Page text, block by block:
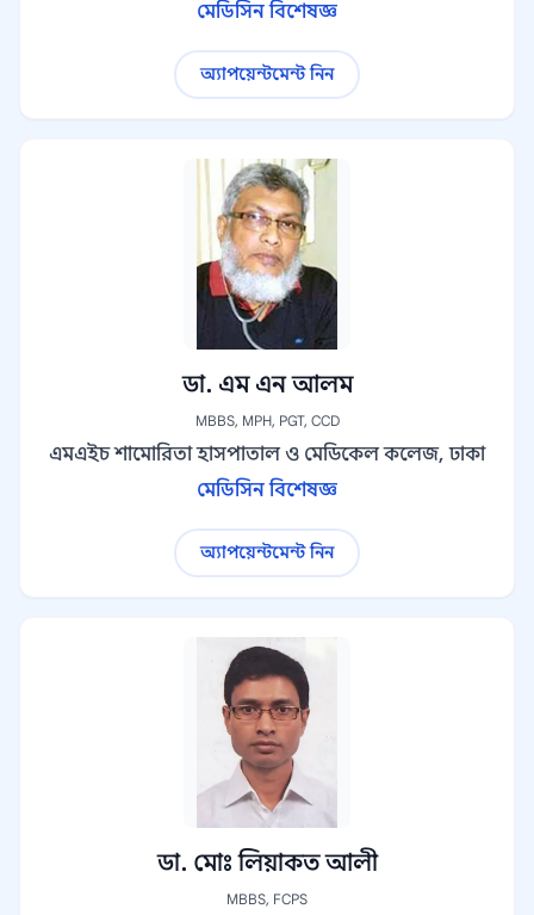
মেডিসিন বিশেষজ্ঞ
অ্যাপয়েন্টমেন্ট নিন
ডা. এম এন আলম
MBBS, MPH, PGT, CCD
এমএইচ শামোরিতা হাসপাতাল ও মেডিকেল কলেজ, ঢাকা
মেডিসিন বিশেষজ্ঞ
অ্যাপয়েন্টমেন্ট নিন
ডা. মোঃ লিয়াকত আলী
MBBS, FCPS